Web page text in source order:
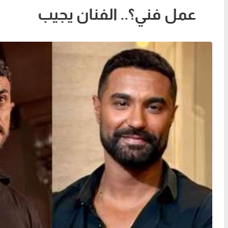
عمل فني؟.. الفنان يجيب